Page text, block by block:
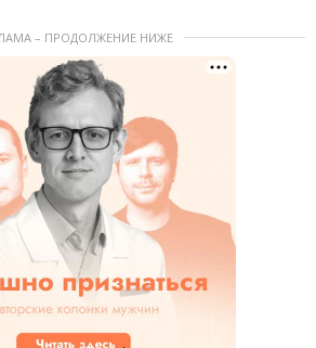
– ПРОДОЛЖЕНИЕ НИЖЕ